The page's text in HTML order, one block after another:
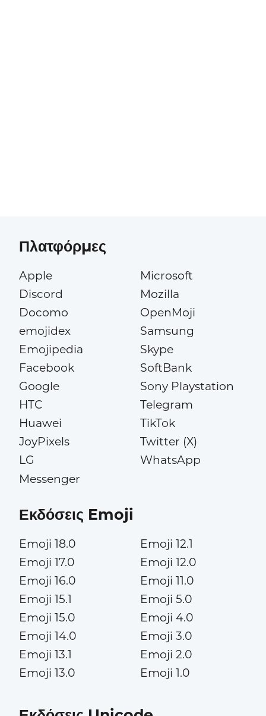
Πλατφόρμες
Apple
Discord
Docomo
emojidex
Emojipedia
Facebook
Google
HTC
Huawei
JoyPixels
LG
Messenger
Microsoft
Mozilla
OpenMoji
Samsung
Skype
SoftBank
Sony Playstation
Telegram
TikTok
Twitter (X)
WhatsApp
Εκδόσεις Emoji
Emoji 18.0
Emoji 17.0
Emoji 16.0
Emoji 15.1
Emoji 15.0
Emoji 14.0
Emoji 13.1
Emoji 13.0
Emoji 12.1
Emoji 12.0
Emoji 11.0
Emoji 5.0
Emoji 4.0
Emoji 3.0
Emoji 2.0
Emoji 1.0